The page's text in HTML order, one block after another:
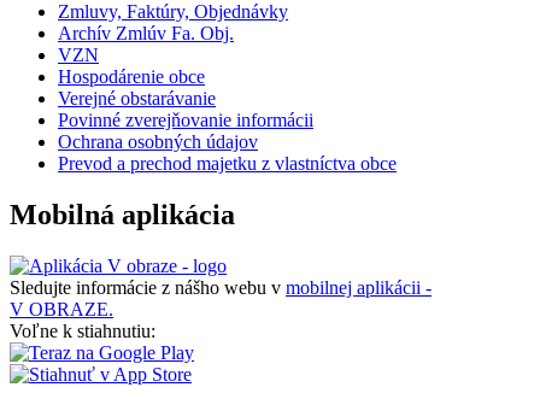
Zmluvy, Faktúry, Objednávky
Archív Zmlúv Fa. Obj.
VZN
Hospodárenie obce
Verejné obstarávanie
Povinné zverejňovanie informácii
Ochrana osobných údajov
Prevod a prechod majetku z vlastníctva obce
Mobilná aplikácia
Sledujte informácie z nášho webu v mobilnej aplikácii -
V OBRAZE.
Voľne k stiahnutiu: